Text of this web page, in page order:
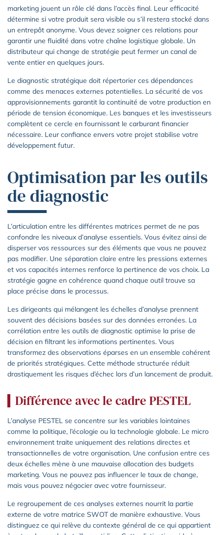
marketing jouent un rôle clé dans l’accès final. Leur efficacité
détermine si votre produit sera visible ou s’il restera stocké dans
un entrepôt anonyme. Vous devez soigner ces relations pour
garantir une fluidité dans votre chaîne logistique globale. Un
distributeur qui change de stratégie peut fermer un canal de
vente entier en quelques jours.
Le diagnostic stratégique doit répertorier ces dépendances
comme des menaces externes potentielles. La sécurité de vos
approvisionnements garantit la continuité de votre production en
période de tension économique. Les banques et les investisseurs
complètent ce cercle en fournissant le carburant financier
nécessaire. Leur confiance envers votre projet stabilise votre
développement futur.
Optimisation par les outils
de diagnostic
L’articulation entre les différentes matrices permet de ne pas
confondre les niveaux d’analyse essentiels. Vous évitez ainsi de
disperser vos ressources sur des éléments que vous ne pouvez
pas modifier. Une séparation claire entre les pressions externes
et vos capacités internes renforce la pertinence de vos choix. La
stratégie gagne en cohérence quand chaque outil trouve sa
place précise dans le processus.
Les dirigeants qui mélangent les échelles d’analyse prennent
souvent des décisions basées sur des données erronées. La
corrélation entre les outils de diagnostic optimise la prise de
décision en filtrant les informations pertinentes. Vous
transformez des observations éparses en un ensemble cohérent
de priorités stratégiques. Cette méthode structurée réduit
drastiquement les risques d’échec lors d’un lancement de produit.
Différence avec le cadre PESTEL
L’analyse PESTEL se concentre sur les variables lointaines
comme la politique, l’écologie ou la technologie globale. Le micro
environnement traite uniquement des relations directes et
transactionnelles de votre organisation. Une confusion entre ces
deux échelles mène à une mauvaise allocation des budgets
marketing. Vous ne pouvez pas influencer le taux de change,
mais vous pouvez négocier avec votre fournisseur.
Le regroupement de ces analyses externes nourrit la partie
externe de votre matrice SWOT de manière exhaustive. Vous
distinguez ce qui relève du contexte général de ce qui appartient